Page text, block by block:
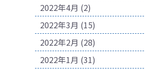
2022年4月 (2)
2022年3月 (15)
2022年2月 (28)
2022年1月 (31)